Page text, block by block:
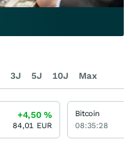
3J 5J 10J Max
+4,50%
84,01 EUR
Bitcoin
08:35:28